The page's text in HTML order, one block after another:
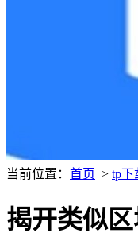
当前位置： 首页 > tp下
揭开类似